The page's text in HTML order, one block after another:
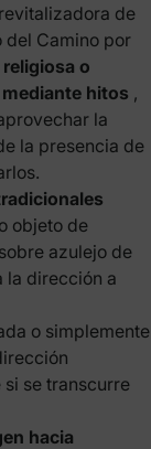
de
del Camino por
o
hitos ,
la
la presencia de
objeto de
azulejo de
la dirección a
o simplemente
se transcurre
hacia